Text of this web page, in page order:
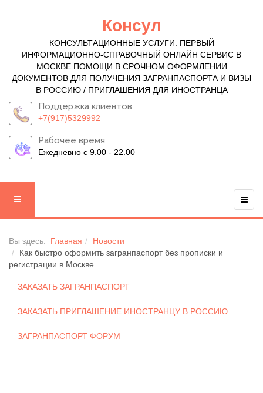
Консул
КОНСУЛЬТАЦИОННЫЕ УСЛУГИ. ПЕРВЫЙ
ИНФОРМАЦИОННО-СПРАВОЧНЫЙ ОНЛАЙН СЕРВИС В
МОСКВЕ ПОМОЩИ В СРОЧНОМ ОФОРМЛЕНИИ
ДОКУМЕНТОВ ДЛЯ ПОЛУЧЕНИЯ ЗАГРАНПАСПОРТА И ВИЗЫ
В РОССИЮ / ПРИГЛАШЕНИЯ ДЛЯ ИНОСТРАНЦА
Поддержка клиентов
+7(917)5329992
Рабочее время
Ежедневно с 9.00 - 22.00
Вы здесь: Главная
Новости
Как быстро оформить загранпаспорт без прописки и
регистрации в Москве
ЗАКАЗАТЬ ЗАГРАНПАСПОРТ
ЗАКАЗАТЬ ПРИГЛАШЕНИЕ ИНОСТРАНЦУ В РОССИЮ
ЗАГРАНПАСПОРТ ФОРУМ